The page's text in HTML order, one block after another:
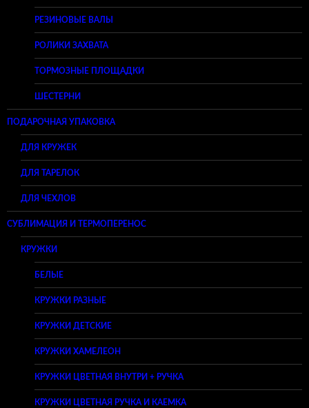
РЕЗИНОВЫЕ ВАЛЫ
РОЛИКИ ЗАХВАТА
ТОРМОЗНЫЕ ПЛОЩАДКИ
ШЕСТЕРНИ
ПОДАРОЧНАЯ УПАКОВКА
ДЛЯ КРУЖЕК
ДЛЯ ТАРЕЛОК
ДЛЯ ЧЕХЛОВ
СУБЛИМАЦИЯ И ТЕРМОПЕРЕНОС
КРУЖКИ
БЕЛЫЕ
КРУЖКИ РАЗНЫЕ
КРУЖКИ ДЕТСКИЕ
КРУЖКИ ХАМЕЛЕОН
КРУЖКИ ЦВЕТНАЯ ВНУТРИ + РУЧКА
КРУЖКИ ЦВЕТНАЯ РУЧКА И КАЕМКА